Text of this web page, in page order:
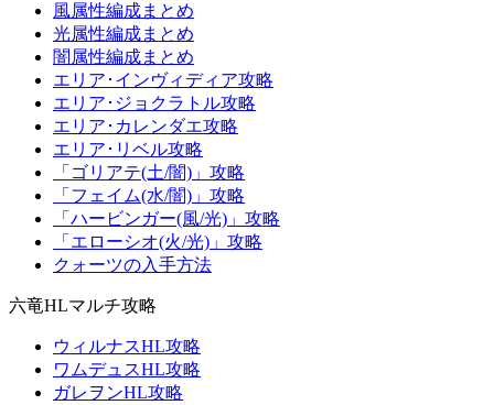
風属性編成まとめ
光属性編成まとめ
闇属性編成まとめ
エリア･インヴィディア攻略
エリア･ジョクラトル攻略
エリア･カレンダエ攻略
エリア･リベル攻略
「ゴリアテ(土/闇)」攻略
「フェイム(水/闇)」攻略
「ハービンガー(風/光)」攻略
「エローシオ(火/光)」攻略
クォーツの入手方法
六竜HLマルチ攻略
ウィルナスHL攻略
ワムデュスHL攻略
ガレヲンHL攻略